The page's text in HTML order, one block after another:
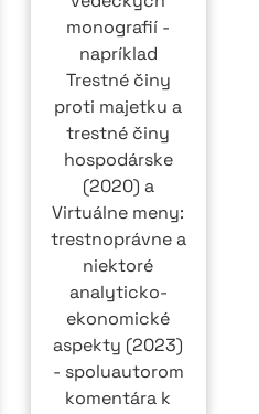
monografií -
napríklad
Trestné činy
proti majetku a
trestné činy
hospodárske
(2020) a
Virtuálne meny:
trestnoprávne a
niektoré
analyticko-
ekonomické
aspekty (2023)
- spoluautorom
komentára k